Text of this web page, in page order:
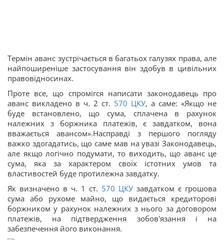
Термін аванс зустрічається в багатьох галузях права, але
найпоширеніше застосування він здобув в цивільних
правовідносинах.
Проте все, що спромігся написати законодавець про
аванс викладено в ч. 2 ст. 570 ЦКУ, а саме: «Якщо не
буде встановлено, що сума, сплачена в рахунок
належних з боржника платежів, є завдатком, вона
вважається авансом».Насправді з першого погляду
важко здогадатись, що саме мав на увазі Законодавець,
але якщо логічно подумати, то виходить, що аванс це
сума, яка за характером своїх істотних умов та
властивостей буде протилежна завдатку.
Як визначено в ч. 1 ст. 570 ЦКУ завдатком є грошова
сума або рухоме майно, що видається кредиторові
боржником у рахунок належних з нього за договором
платежів, на підтвердження зобов'язання і на
забезпечення його виконання.